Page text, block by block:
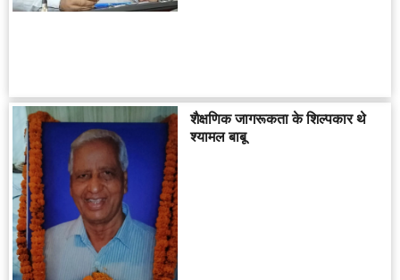
शैक्षणिक जागरूकता के शिल्पकार थे
श्यामल बाबू